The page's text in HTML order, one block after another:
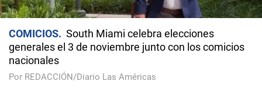
COMICIOS
South Miami celebra elecciones
generales el 3 de noviembre junto con los comicios
nacionales
Por REDACCIÓN/Diario Las Américas